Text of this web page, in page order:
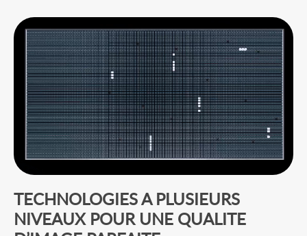
TECHNOLOGIES A PLUSIEURS
NIVEAUX POUR UNE QUALITE